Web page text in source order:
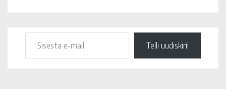
Telli uudiskiri!